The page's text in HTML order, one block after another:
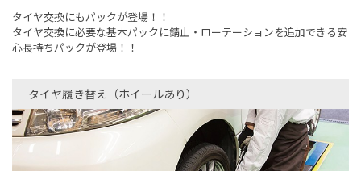
タイヤ交換にもパックが登場！！
タイヤ交換に必要な基本パックに錆止・ローテーションを追加できる安
心長持ちパックが登場！！
タイヤ履き替え（ホイールあり）​